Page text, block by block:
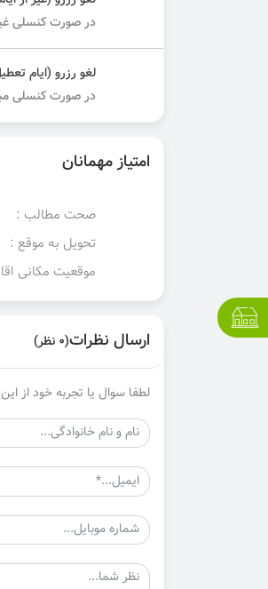
در صورت کنسلی غیر از ایام
لغو رزرو (ایام
در صورت کنسلی
امتیاز مهمانان
صحت مطالب :
تحویل به موقع :
موقعیت مکانی
ارسال نظرات(0 نظر)
لطفا سوال یا تجربه خود از